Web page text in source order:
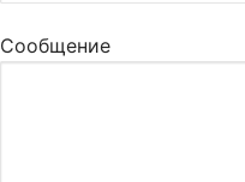
Сообщение